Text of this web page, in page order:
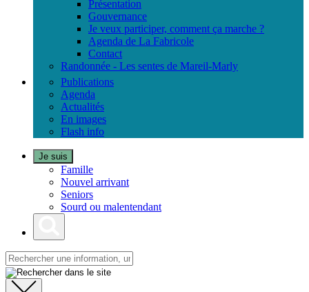
Présentation
Gouvernance
Je veux participer, comment ça marche ?
Agenda de La Fabricole
Contact
Randonnée - Les sentes de Mareil-Marly
Publications
Agenda
Actualités
En images
Flash info
Je suis
Famille
Nouvel arrivant
Seniors
Sourd ou malentendant